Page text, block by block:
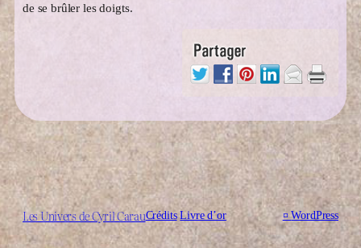
de se brûler les doigts.
Les Univers de Cyril CarauCrédits Livre d’or ¤WordPress